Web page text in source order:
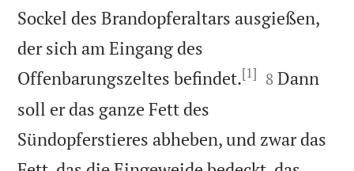
Sockel des Brandopferaltars ausgießen,
der sich am Eingang des
Offenbarungszeltes befindet.[1] 

8 Dann
soll er das ganze Fett des
Sündopferstieres abheben, und zwar das